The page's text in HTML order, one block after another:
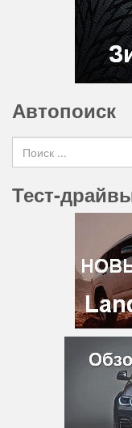
Автопоиск
Search for
Тест-